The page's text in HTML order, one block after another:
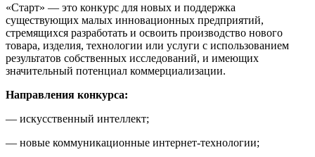
«Старт» — это конкурс для новых и поддержка
существующих малых инновационных предприятий,
стремящихся разработать и освоить производство нового
товара, изделия, технологии или услуги с использованием
результатов собственных исследований, и имеющих
значительный потенциал коммерциализации.
Направления конкурса:
— искусственный интеллект;
— новые коммуникационные интернет-технологии;